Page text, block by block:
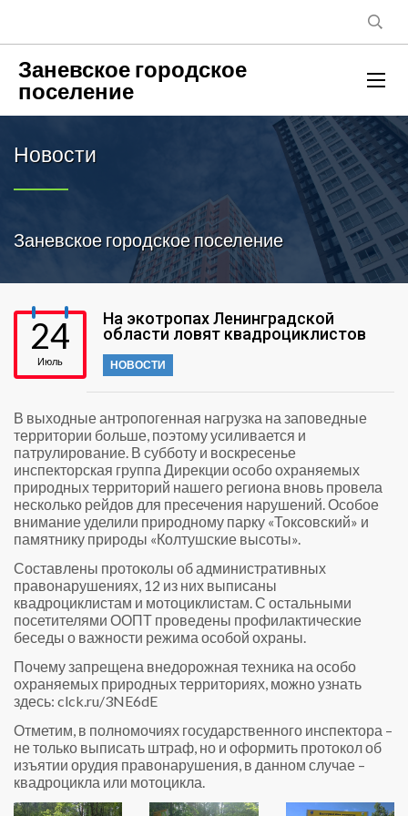
Заневское городское
поселение
Новости
Заневское городское поселение
24
Июль
На экотропах Ленинградской
области ловят квадроциклистов
НОВОСТИ
В выходные антропогенная нагрузка на заповедные
территории больше, поэтому усиливается и
патрулирование. В субботу и воскресенье
инспекторская группа Дирекции особо охраняемых
природных территорий нашего региона вновь провела
несколько рейдов для пресечения нарушений. Особое
внимание уделили природному парку «Токсовский» и
памятнику природы «Колтушские высоты».
Составлены протоколы об административных
правонарушениях, 12 из них выписаны
квадроциклистам и мотоциклистам. С остальными
посетителями ООПТ проведены профилактические
беседы о важности режима особой охраны.
Почему запрещена внедорожная техника на особо
охраняемых природных территориях, можно узнать
здесь: clck.ru/3NE6dE
Отметим, в полномочиях государственного инспектора –
не только выписать штраф, но и оформить протокол об
изъятии орудия правонарушения, в данном случае –
квадроцикла или мотоцикла.